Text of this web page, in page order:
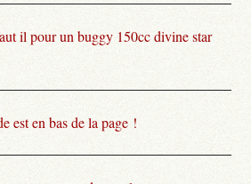
il pour un buggy 150cc divine star
est en bas de la page !